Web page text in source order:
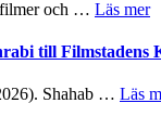
och … Läs merom
till Filmstadens
Shahab … Läs